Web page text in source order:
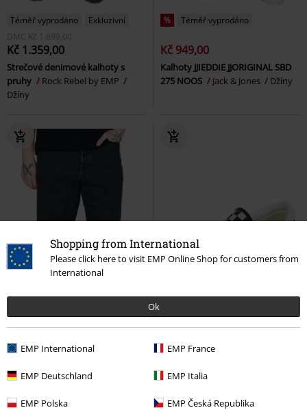
Shopping from International
Please click here to visit EMP Online Shop for customers from
International
Ok
EMP International EMP France
EMP Deutschland EMP Italia
EMP Polska EMP Česká Republika
Téměř vyprodáno
Exkluzivní
DMC
Kč 1.699,00
Kč 1.359,00
Strečové denimové kalhoty s
pruhy
Rock Rebel by EMP
Džíny
% Téměř vyprodáno
Kč 949,00
Kalhoty JJIEDDIE JJORIGINAL SBD
275 NOOS
Jack & Jones Džíny
% Téměř vyprodáno
Kč 1.089,00
Téměř vyprodáno
Kč 2.179,00